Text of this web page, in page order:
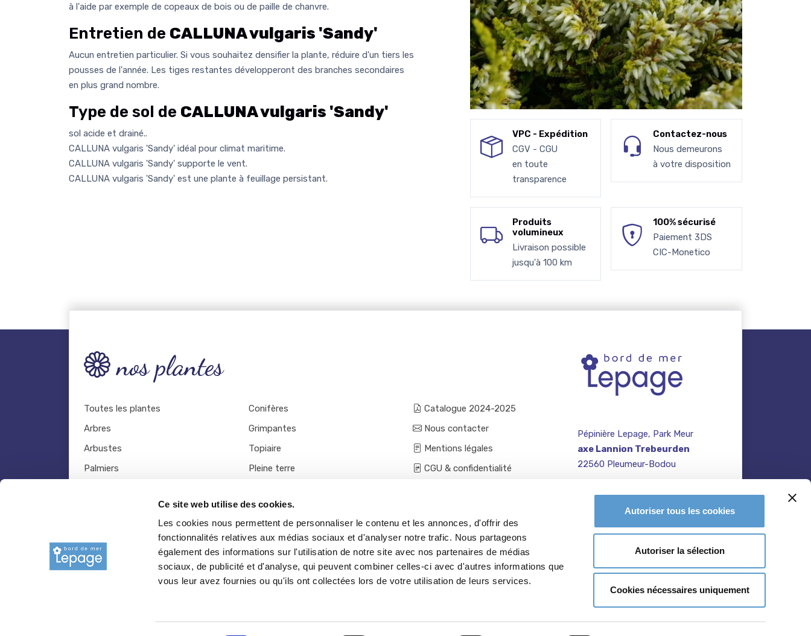
Ce site web utilise des cookies.
Les cookies nous permettent de personnaliser le contenu et les annonces, d'offrir des
fonctionnalités relatives aux médias sociaux et d'analyser notre trafic. Nous partageons
également des informations sur l'utilisation de notre site avec nos partenaires de médias
sociaux, de publicité et d'analyse, qui peuvent combiner celles-ci avec d'autres informations que
vous leur avez fournies ou qu'ils ont collectées lors de votre utilisation de leurs services.
Autoriser tous les cookies
Autoriser la sélection
Cookies nécessaires uniquement
à l'aide par exemple de copeaux de bois ou de paille de chanvre.
Entretien de CALLUNA vulgaris 'Sandy'
Aucun entretien particulier. Si vous souhaitez densifier la plante, réduire d'un tiers les
pousses de l'année. Les tiges restantes développeront des branches secondaires
en plus grand nombre.
Type de sol de CALLUNA vulgaris 'Sandy'
sol acide et drainé..
CALLUNA vulgaris 'Sandy' idéal pour climat maritime.
CALLUNA vulgaris 'Sandy' supporte le vent.
CALLUNA vulgaris 'Sandy' est une plante à feuillage persistant.
VPC - Expédition
CGV - CGU
en toute
transparence
Contactez-nous
Nous demeurons
à votre disposition
Produits
volumineux
Livraison possible
jusqu'à 100 km
100% sécurisé
Paiement 3DS
CIC-Monetico
nos plantes
Toutes les plantes
Arbres
Arbustes
Palmiers
Rosiers
Conifères
Grimpantes
Topiaire
Pleine terre
Vivaces
Outils et accessoires
Catalogue 2024-2025
Nous contacter
Mentions légales
CGU & confidentialité
Pépinière Lepage, Park Meur
axe Lannion Trebeurden
22560 Pleumeur-Bodou
bretagne.fr
02 96 47 27 64
© 2026 copyright Pepiniere-bretagne.fr